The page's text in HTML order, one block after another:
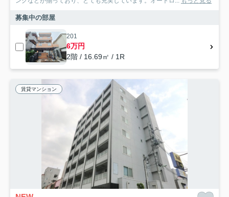
募集中の部屋
201
6万円
2階 / 16.69㎡ / 1R
賃貸マンション